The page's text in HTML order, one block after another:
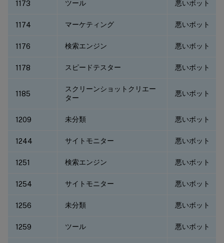
1173 ツール 悪いボット
1174 マーケティング 悪いボット
1176 検索エンジン 悪いボット
1178 スピードテスター 悪いボット
1185
スクリーンショットクリエー
ター
悪いボット
1209 未分類 悪いボット
1244 サイトモニター 悪いボット
1251 検索エンジン 悪いボット
1254 サイトモニター 悪いボット
1256 未分類 悪いボット
1259 ツール 悪いボット